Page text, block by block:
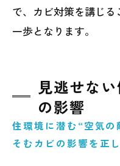
で、カビ対策を講じ
一歩となります。
見逃せな
の影響
住環境に潜む“空気
そむカビの影響を正